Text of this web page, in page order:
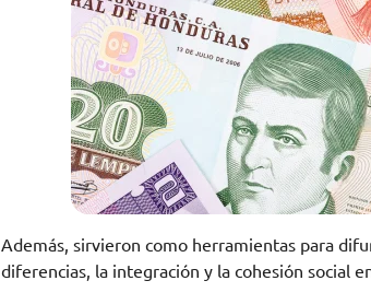
Además, sirvieron como herramientas para
diferencias, la integración y la cohesión social